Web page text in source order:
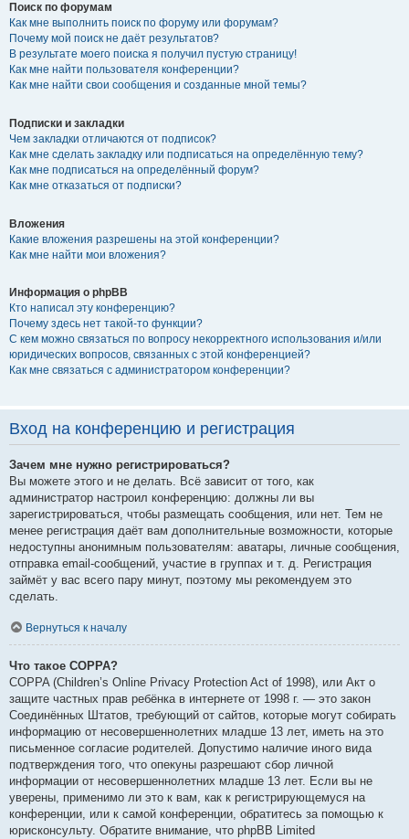
Поиск по форумам
Как мне выполнить поиск по форуму или форумам?
Почему мой поиск не даёт результатов?
В результате моего поиска я получил пустую страницу!
Как мне найти пользователя конференции?
Как мне найти свои сообщения и созданные мной темы?
Подписки и закладки
Чем закладки отличаются от подписок?
Как мне сделать закладку или подписаться на определённую тему?
Как мне подписаться на определённый форум?
Как мне отказаться от подписки?
Вложения
Какие вложения разрешены на этой конференции?
Как мне найти мои вложения?
Информация о phpBB
Кто написал эту конференцию?
Почему здесь нет такой-то функции?
С кем можно связаться по вопросу некорректного использования и/или
юридических вопросов, связанных с этой конференцией?
Как мне связаться с администратором конференции?
Вход на конференцию и регистрация
Зачем мне нужно регистрироваться?
Вы можете этого и не делать. Всё зависит от того, как
администратор настроил конференцию: должны ли вы
зарегистрироваться, чтобы размещать сообщения, или нет. Тем не
менее регистрация даёт вам дополнительные возможности, которые
недоступны анонимным пользователям: аватары, личные сообщения,
отправка email-сообщений, участие в группах и т. д. Регистрация
займёт у вас всего пару минут, поэтому мы рекомендуем это
сделать.
Вернуться к началу
Что такое COPPA?
COPPA (Children’s Online Privacy Protection Act of 1998), или Акт о
защите частных прав ребёнка в интернете от 1998 г. — это закон
Соединённых Штатов, требующий от сайтов, которые могут собирать
информацию от несовершеннолетних младше 13 лет, иметь на это
письменное согласие родителей. Допустимо наличие иного вида
подтверждения того, что опекуны разрешают сбор личной
информации от несовершеннолетних младше 13 лет. Если вы не
уверены, применимо ли это к вам, как к регистрирующемуся на
конференции, или к самой конференции, обратитесь за помощью к
юрисконсульту. Обратите внимание, что phpBB Limited